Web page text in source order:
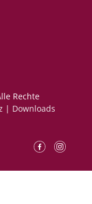
Rechte
| Downloads